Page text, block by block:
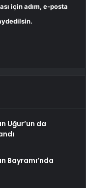
için adım, e-posta
Uğur’un da
Bayramı’nda